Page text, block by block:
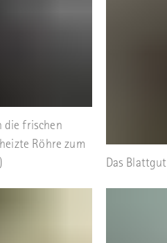
die frischen
Röhre zum
Das